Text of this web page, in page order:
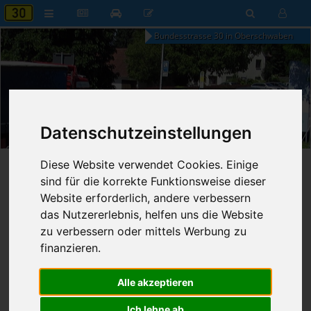
Datenschutzeinstellungen
Diese Website verwendet Cookies. Einige
sind für die korrekte Funktionsweise dieser
Website erforderlich, andere verbessern
das Nutzererlebnis, helfen uns die Website
zu verbessern oder mittels Werbung zu
finanzieren.
Alle akzeptieren
Bundesstrasse 30 in Oberschwaben
Freitag, 7. August 2026
Startseite»B30 aktuell »Nachrichten
Nachrichten
Erweiterte Suche
Ergebnisse zur Suche nach Autofahrerin